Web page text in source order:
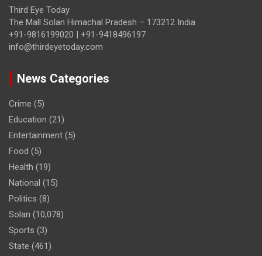
Third Eye Today
The Mall Solan Himachal Pradesh – 173212 India
+91-9816199020 | +91-9418496197
info@thirdeyetoday.com
News Categories
Crime (5)
Education (21)
Entertainment (5)
Food (5)
Health (19)
National (15)
Politics (8)
Solan (10,078)
Sports (3)
State (461)